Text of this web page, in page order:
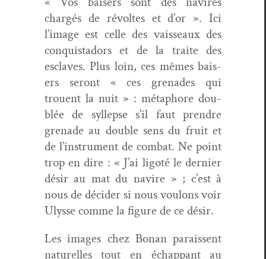
chargés de révoltes et d’or ». Ici
l’image est celle des vais­seaux des
con­quis­ta­dors et de la traite des
esclaves. Plus loin, ces mêmes bais­
ers seront « ces grenades qui
trouent la nuit » : métaphore dou­
blée de syllepse s’il faut pren­dre
grenade au dou­ble sens du fruit et
de l’instrument de com­bat. Ne point
trop en dire : « J’ai lig­oté le dernier
désir au mat du navire » ; c’est à
nous de décider si nous voulons voir
Ulysse comme la fig­ure de ce désir.
Les images chez Bonan parais­sent
naturelles tout en échap­pant au